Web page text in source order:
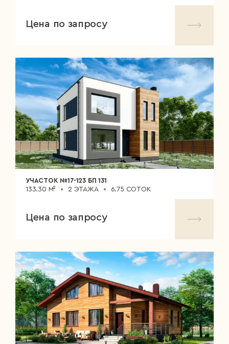
Цена по запросу
УЧАСТОК №17-123 БП 131
133.30 М² 2 ЭТАЖА 6.75 СОТОК
Цена по запросу